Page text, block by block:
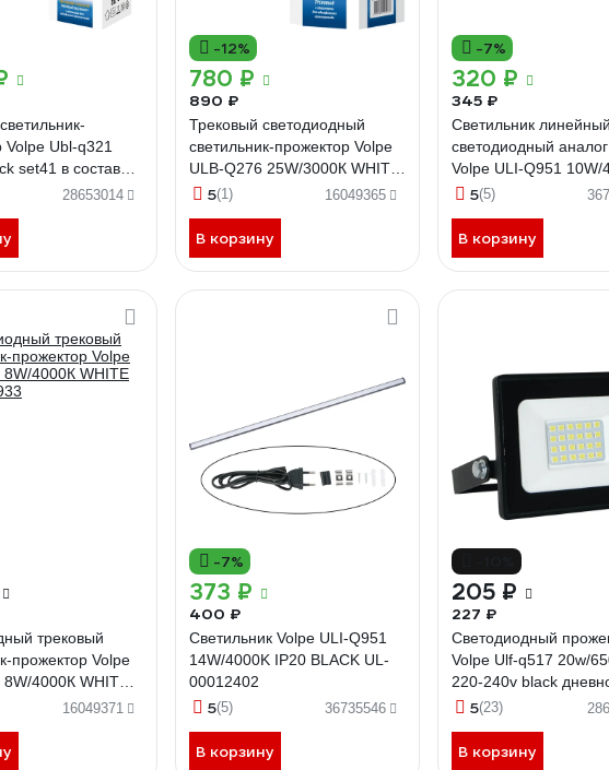
Volpe Ubl-q321
set41 в составе
на
под лампу
черный. тм UL-
28653014
-12%
780 ₽
890 ₽
Трековый светодиодный
светильник-прожектор Volpe
ULB-Q276 25W/3000К WHITE
UL-00005938
5(1) 16049365
В корзину
-7%
320 ₽
345 ₽
Светильник линейный
светодиодный
Volpe ULI-Q951 10W/
IP20 BLACK UL-
5(5)
В корзину
трековый
прожектор Volpe
4000К WHITE
16049371
-7%
373 ₽
400 ₽
Светильник Volpe ULI-Q951
14W/4000K IP20 BLACK UL-
00012402
5(5) 36735546
В корзину
205 ₽
227 ₽
Светодиодный
Volpe Ulf-q517 20w/
220-240v black
(6500к). корпус
5(23)
В корзину